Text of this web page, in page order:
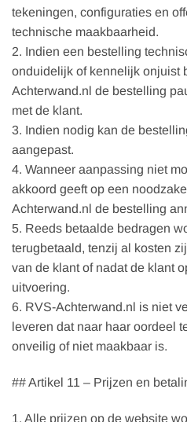
tekeningen, configuraties en
technische maakbaarheid.
2. Indien een bestelling
onduidelijk of kennelijk onjuist
Achterwand.nl de bestelling
met de klant.
3. Indien nodig kan de
aangepast.
4. Wanneer aanpassing niet
akkoord geeft op een
Achterwand.nl de bestelling
5. Reeds betaalde bedragen
terugbetaald, tenzij al kosten
van de klant of nadat de klant
uitvoering.
6. RVS-Achterwand.nl is niet
leveren dat naar haar oordeel
onveilig of niet maakbaar is.
## Artikel 11 – Prijzen en
1. Alle prijzen op de website